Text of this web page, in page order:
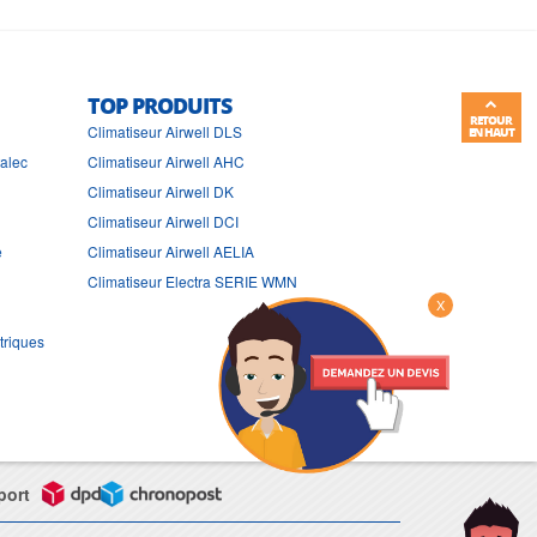
TOP PRODUITS
Climatiseur Airwell DLS
Climatiseur Airwell AHC
Climatiseur Airwell DK
Climatiseur Airwell DCI
Climatiseur Airwell AELIA
Climatiseur Electra SERIE WMN
X
RETOUR
EN HAUT